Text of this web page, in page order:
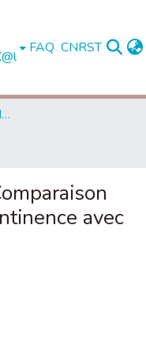
FAQ CNRST
Université Mohammed V de Rabat
avec